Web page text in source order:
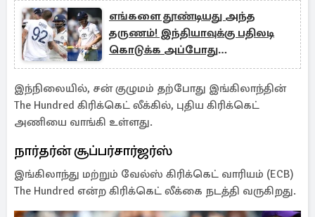
எங்களை தூண்டியது அந்த
தருணம்! இந்தியாவுக்கு பதிலடி
கொடுக்க அப்போது
நினைத்தோம் - இங்கிலாந்து வீரர்
இந்நிலையில், சன் குழுமம் தற்போது இங்கிலாந்தின்
The Hundred கிரிக்கெட் லீக்கில், புதிய கிரிக்கெட்
அணியை வாங்கி உள்ளது.
நார்தர்ன் சூப்பர்சார்ஜர்ஸ்
இங்கிலாந்து மற்றும் வேல்ஸ் கிரிக்கெட் வாரியம் (ECB)
The Hundred என்ற கிரிக்கெட் லீக்கை நடத்தி வருகிறது.